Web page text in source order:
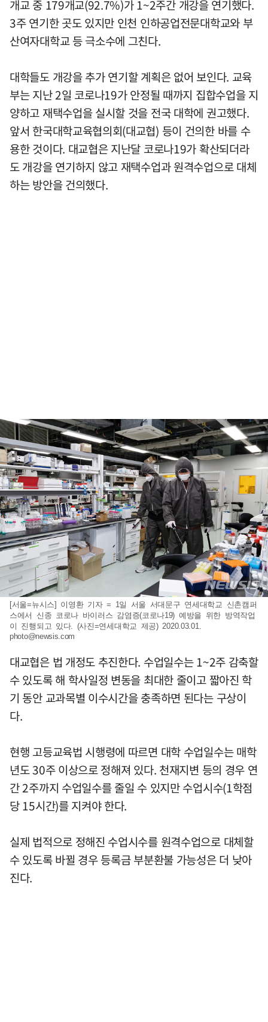
개교 중 179개교(92.7%)가 1~2주간 개강을 연기했다.
3주 연기한 곳도 있지만 인천 인하공업전문대학교와 부
산여자대학교 등 극소수에 그친다.
대학들도 개강을 추가 연기할 계획은 없어 보인다. 교육
부는 지난 2일 코로나19가 안정될 때까지 집합수업을 지
양하고 재택수업을 실시할 것을 전국 대학에 권고했다.
앞서 한국대학교육협의회(대교협) 등이 건의한 바를 수
용한 것이다. 대교협은 지난달 코로나19가 확산되더라
도 개강을 연기하지 않고 재택수업과 원격수업으로 대체
하는 방안을 건의했다.
[서울=뉴시스] 이영환 기자 = 1일 서울 서대문구 연세대학교 신촌캠퍼
스에서 신종 코로나 바이러스 감염증(코로나19) 예방을 위한 방역작업
이 진행되고 있다. (사진=연세대학교 제공) 2020.03.01.
photo@newsis.com
대교협은 법 개정도 추진한다. 수업일수는 1~2주 감축할
수 있도록 해 학사일정 변동을 최대한 줄이고 짧아진 학
기 동안 교과목별 이수시간을 충족하면 된다는 구상이
다.
현행 고등교육법 시행령에 따르면 대학 수업일수는 매학
년도 30주 이상으로 정해져 있다. 천재지변 등의 경우 연
간 2주까지 수업일수를 줄일 수 있지만 수업시수(1학점
당 15시간)를 지켜야 한다.
실제 법적으로 정해진 수업시수를 원격수업으로 대체할
수 있도록 바뀔 경우 등록금 부분환불 가능성은 더 낮아
진다.